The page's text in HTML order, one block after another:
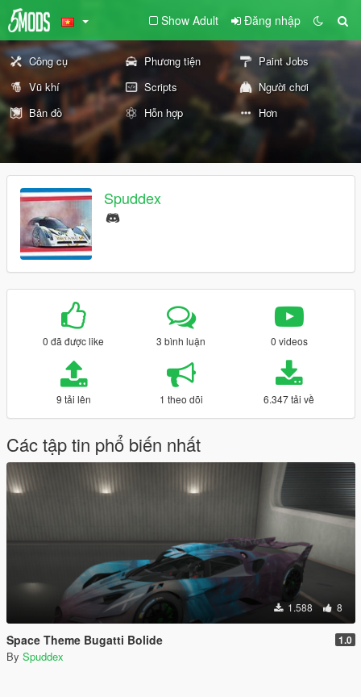
Show Adult Đăng nhập
Công cụ Phương tiện
Paint Jobs
Vũ khí
Scripts
Người chơi
Bản đồ
Hỗn hợp Hơn
Spuddex
0 đã được like 3 bình luận 0 videos
9 tải lên 1 theo dõi 6.347 tải về
Các tập tin phổ biến nhất
1.588 8
Space Theme Bugatti Bolide 1.0
By Spuddex